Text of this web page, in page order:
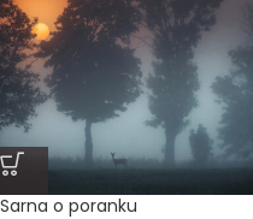
Sarna o poranku